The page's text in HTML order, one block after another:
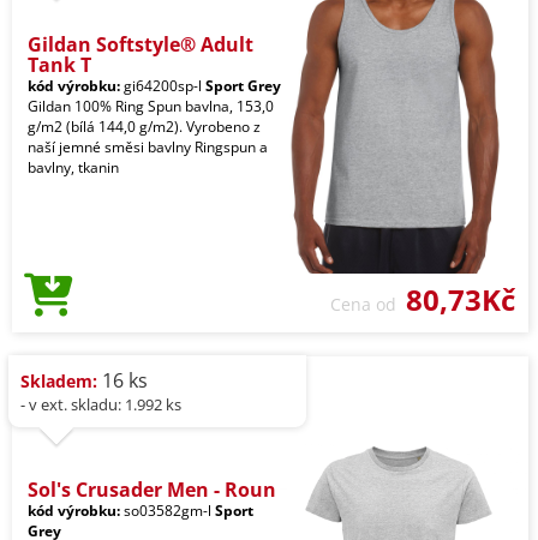
Gildan Softstyle® Adult
Tank T
kód výrobku:gi64200sp-l Sport Grey
Gildan 100% Ring Spun bavlna, 153,0
g/m2 (bílá 144,0 g/m2). Vyrobeno z
naší jemné směsi bavlny Ringspun a
bavlny, tkanin
Cena od 80,73Kč
Skladem: 16 ks
- v ext. skladu: 1.992 ks
Sol's Crusader Men - Roun
kód výrobku:so03582gm-l Sport
Grey